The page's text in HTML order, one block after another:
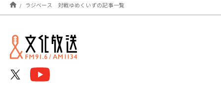
2025年08月
2025年03月
ラジベース 対戦ゆめくいずの記事一覧